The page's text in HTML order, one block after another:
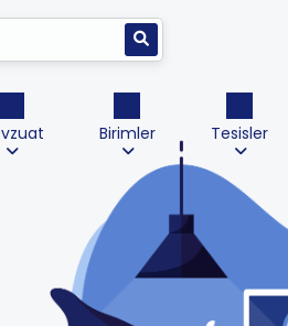
Birimler Tesisler